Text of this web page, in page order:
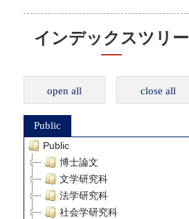
インデックスツリー
open all close all
Public
Public
博士論文
文学研究科
法学研究科
社会学研究科